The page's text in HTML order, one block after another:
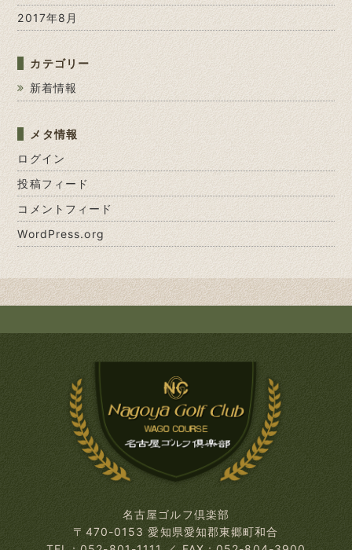
2017年8月
カテゴリー
新着情報
メタ情報
ログイン
投稿フィード
コメントフィード
WordPress.org
名古屋ゴルフ倶楽部
〒470-0153 愛知県愛知郡東郷町和合